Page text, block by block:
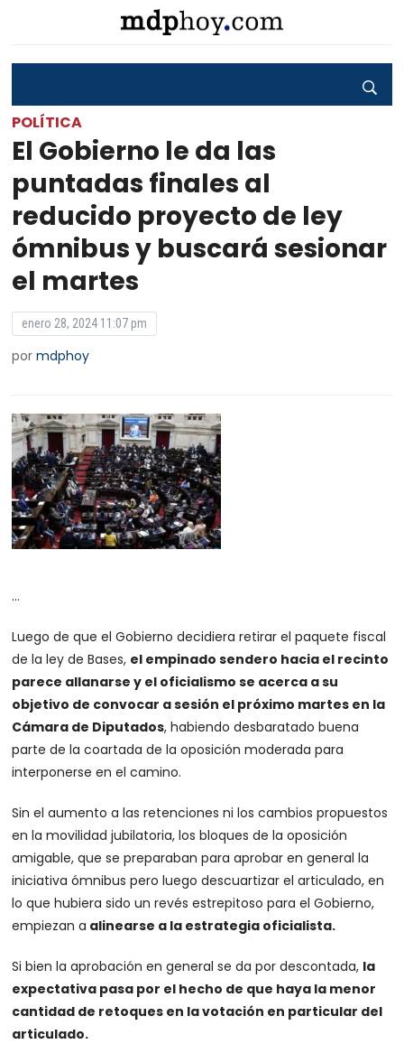
POLÍTICA
El Gobierno le da las
puntadas finales al
reducido proyecto de ley
ómnibus y buscará sesionar
el martes
enero 28, 2024 11:07 pm
pormdphoy
…
Luego de que el Gobierno decidiera retirar el paquete fiscal
de la ley de Bases, el empinado sendero hacia el recinto
parece allanarse y el oficialismo se acerca a su
objetivo de convocar a sesión el próximo martes en la
Cámara de Diputados, habiendo desbaratado buena
parte de la coartada de la oposición moderada para
interponerse en el camino.
Sin el aumento a las retenciones ni los cambios propuestos
en la movilidad jubilatoria, los bloques de la oposición
amigable, que se preparaban para aprobar en general la
iniciativa ómnibus pero luego descuartizar el articulado, en
lo que hubiera sido un revés estrepitoso para el Gobierno,
empiezan a alinearse a la estrategia oficialista.
Si bien la aprobación en general se da por descontada, la
expectativa pasa por el hecho de que haya la menor
cantidad de retoques en la votación en particular del
articulado.